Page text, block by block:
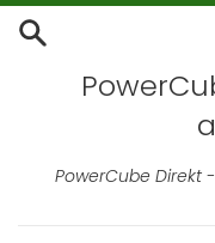
Direkt
zum
PowerCube Direkt